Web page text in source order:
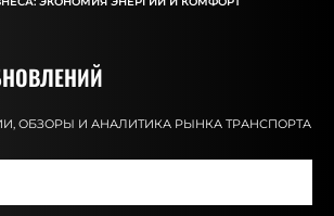
ОБЗОРЫ И АНАЛИТИКА РЫНКА ТРАНСПОРТА